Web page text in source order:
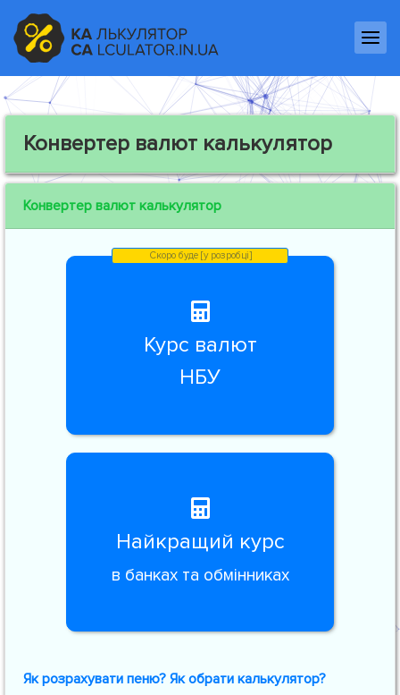
Конвертер валют калькулятор
Конвертер валют калькулятор
Курс валют
НБУ
Найкращий курс
в банках та обмінниках
Як розрахувати пеню? Як обрати калькулятор?